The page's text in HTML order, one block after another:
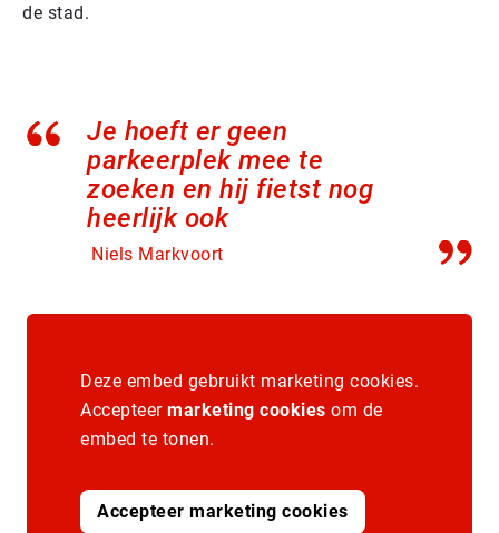
de stad.
Je hoeft er geen
parkeerplek mee te
zoeken en hij fietst nog
heerlijk ook
Niels Markvoort
Deze embed gebruikt marketing cookies.
Accepteer marketing cookies om de
embed te tonen.
Accepteer marketing cookies